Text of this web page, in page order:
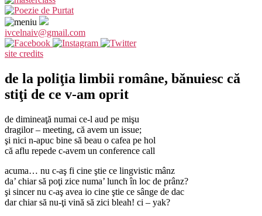
ivcelnaiv@gmail.com
site credits
de la poliţia limbii române, bănuiesc că
stiţi de ce v-am oprit
de dimineaţă numai ce-l aud pe mişu
dragilor – meeting, că avem un issue;
şi nici n-apuc bine să beau o cafea pe hol
că aflu repede c-avem un conference call
acuma… nu c-aş fi cine ştie ce lingvistic mânz
da’ chiar să poţi zice numa’ lunch în loc de prânz?
şi sincer nu c-aş avea io cine ştie ce sânge de dac
dar chiar să nu-ţi vină să zici bleah! ci – yak?